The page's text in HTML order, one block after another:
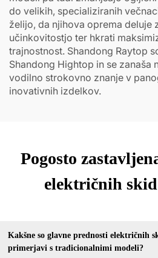
do velikih, specializiranih
želijo, da njihova oprema deluje
učinkovitostjo ter hkrati
trajnostnost. Shandong Raytop
Shandong Hightop in se zanaša
vodilno strokovno znanje v
inovativnih izdelkov.
Pogosto
električnih
Kakšne so glavne prednosti električnih
primerjavi s tradicionalnimi modeli?